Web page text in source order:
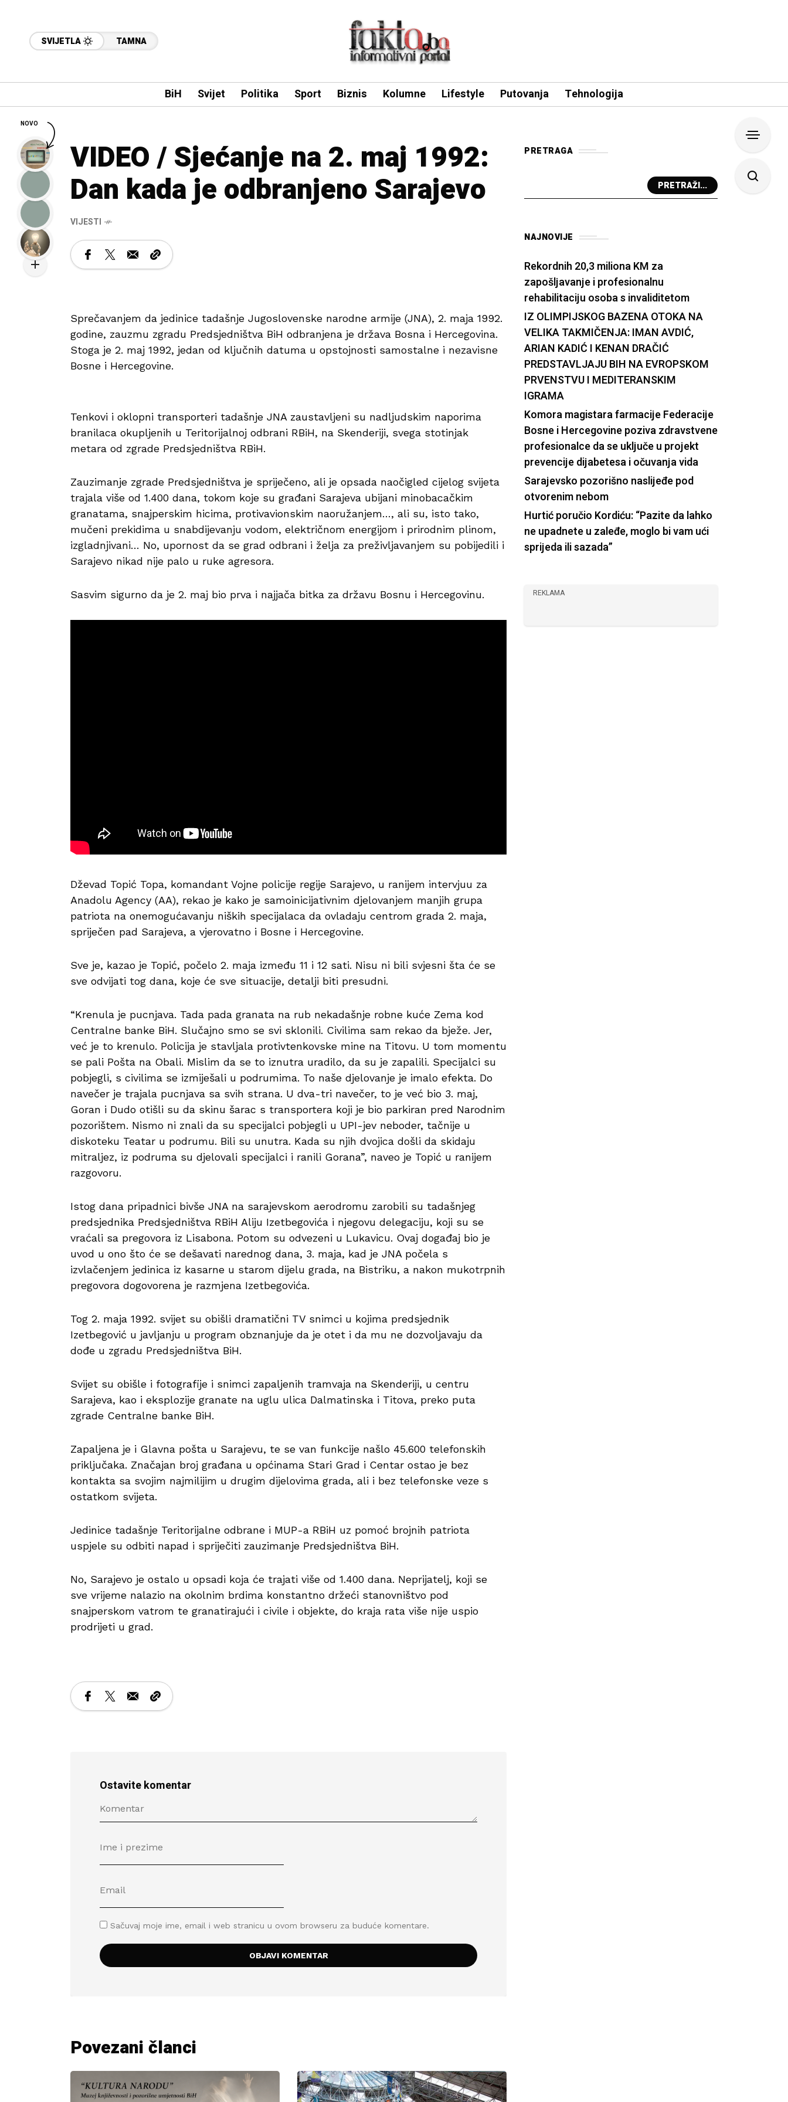
SVIJETLA TAMNA
BiH Svijet Politika Sport Biznis Kolumne Lifestyle Putovanja Tehnologija
VIDEO / Sjećanje na 2. maj 1992:
Dan kada je odbranjeno Sarajevo
VIJESTI
Sprečavanjem da jedinice tadašnje Jugoslovenske narodne armije (JNA), 2. maja 1992.
godine, zauzmu zgradu Predsjedništva BiH odbranjena je država Bosna i Hercegovina.
Stoga je 2. maj 1992, jedan od ključnih datuma u opstojnosti samostalne i nezavisne
Bosne i Hercegovine.
Tenkovi i oklopni transporteri tadašnje JNA zaustavljeni su nadljudskim naporima
branilaca okupljenih u Teritorijalnoj odbrani RBiH, na Skenderiji, svega stotinjak
metara od zgrade Predsjedništva RBiH.
Zauzimanje zgrade Predsjedništva je spriječeno, ali je opsada naočigled cijelog svijeta
trajala više od 1.400 dana, tokom koje su građani Sarajeva ubijani minobacačkim
granatama, snajperskim hicima, protivavionskim naoružanjem…, ali su, isto tako,
mučeni prekidima u snabdijevanju vodom, električnom energijom i prirodnim plinom,
izgladnjivani… No, upornost da se grad odbrani i želja za preživljavanjem su pobijedili i
Sarajevo nikad nije palo u ruke agresora.
Sasvim sigurno da je 2. maj bio prva i najjača bitka za državu Bosnu i Hercegovinu.
Dževad Topić Topa, komandant Vojne policije regije Sarajevo, u ranijem intervjuu za
Anadolu Agency (AA), rekao je kako je samoinicijativnim djelovanjem manjih grupa
patriota na onemogućavanju niških specijalaca da ovladaju centrom grada 2. maja,
spriječen pad Sarajeva, a vjerovatno i Bosne i Hercegovine.
Sve je, kazao je Topić, počelo 2. maja između 11 i 12 sati. Nisu ni bili svjesni šta će se
sve odvijati tog dana, koje će sve situacije, detalji biti presudni.
“Krenula je pucnjava. Tada pada granata na rub nekadašnje robne kuće Zema kod
Centralne banke BiH. Slučajno smo se svi sklonili. Civilima sam rekao da bježe. Jer,
već je to krenulo. Policija je stavljala protivtenkovske mine na Titovu. U tom momentu
se pali Pošta na Obali. Mislim da se to iznutra uradilo, da su je zapalili. Specijalci su
pobjegli, s civilima se izmiješali u podrumima. To naše djelovanje je imalo efekta. Do
navečer je trajala pucnjava sa svih strana. U dva-tri navečer, to je već bio 3. maj,
Goran i Dudo otišli su da skinu šarac s transportera koji je bio parkiran pred Narodnim
pozorištem. Nismo ni znali da su specijalci pobjegli u UPI-jev neboder, tačnije u
diskoteku Teatar u podrumu. Bili su unutra. Kada su njih dvojica došli da skidaju
mitraljez, iz podruma su djelovali specijalci i ranili Gorana”, naveo je Topić u ranijem
razgovoru.
Istog dana pripadnici bivše JNA na sarajevskom aerodromu zarobili su tadašnjeg
predsjednika Predsjedništva RBiH Aliju Izetbegovića i njegovu delegaciju, koji su se
vraćali sa pregovora iz Lisabona. Potom su odvezeni u Lukavicu. Ovaj događaj bio je
uvod u ono što će se dešavati narednog dana, 3. maja, kad je JNA počela s
izvlačenjem jedinica iz kasarne u starom dijelu grada, na Bistriku, a nakon mukotrpnih
pregovora dogovorena je razmjena Izetbegovića.
Tog 2. maja 1992. svijet su obišli dramatični TV snimci u kojima predsjednik
Izetbegović u javljanju u program obznanjuje da je otet i da mu ne dozvoljavaju da
dođe u zgradu Predsjedništva BiH.
Svijet su obišle i fotografije i snimci zapaljenih tramvaja na Skenderiji, u centru
Sarajeva, kao i eksplozije granate na uglu ulica Dalmatinska i Titova, preko puta
zgrade Centralne banke BiH.
Zapaljena je i Glavna pošta u Sarajevu, te se van funkcije našlo 45.600 telefonskih
priključaka. Značajan broj građana u općinama Stari Grad i Centar ostao je bez
kontakta sa svojim najmilijim u drugim dijelovima grada, ali i bez telefonske veze s
ostatkom svijeta.
Jedinice tadašnje Teritorijalne odbrane i MUP-a RBiH uz pomoć brojnih patriota
uspjele su odbiti napad i spriječiti zauzimanje Predsjedništva BiH.
No, Sarajevo je ostalo u opsadi koja će trajati više od 1.400 dana. Neprijatelj, koji se
sve vrijeme nalazio na okolnim brdima konstantno držeći stanovništvo pod
snajperskom vatrom te granatirajući i civile i objekte, do kraja rata više nije uspio
prodrijeti u grad.
Ostavite komentar
Sačuvaj moje ime, email i web stranicu u ovom browseru za buduće komentare.
Povezani članci
PRETRAGA
PRETRAŽI...
NAJNOVIJE
Rekordnih 20,3 miliona KM za
zapošljavanje i profesionalnu
rehabilitaciju osoba s invaliditetom
IZ OLIMPIJSKOG BAZENA OTOKA NA
VELIKA TAKMIČENJA: IMAN AVDIĆ,
ARIAN KADIĆ I KENAN DRAČIĆ
PREDSTAVLJAJU BIH NA EVROPSKOM
PRVENSTVU I MEDITERANSKIM
IGRAMA
Komora magistara farmacije Federacije
Bosne i Hercegovine poziva zdravstvene
profesionalce da se uključe u projekt
prevencije dijabetesa i očuvanja vida
Sarajevsko pozorišno naslijeđe pod
otvorenim nebom
Hurtić poručio Kordiću: “Pazite da lahko
ne upadnete u zaleđe, moglo bi vam ući
sprijeda ili sazada”
REKLAMA
NOVO